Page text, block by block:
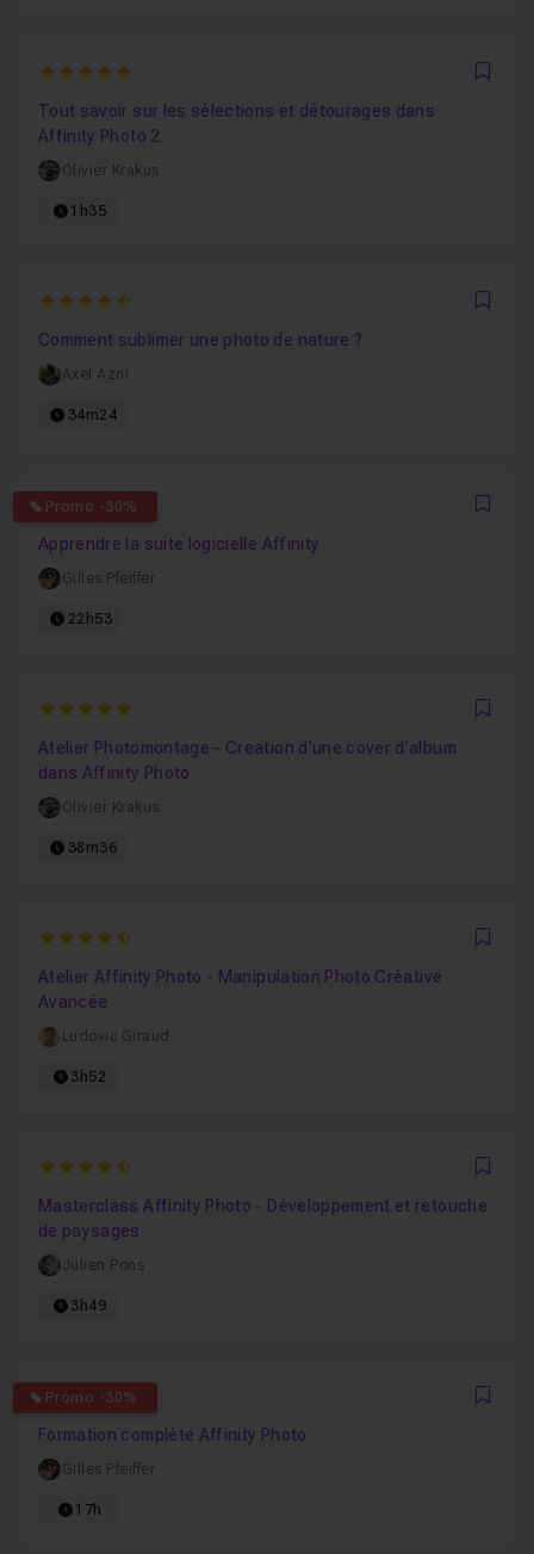
5
Tout savoir sur les sélections et détourages dans
Affinity Photo 2
Olivier Krakus
1h35
4.6818181818182
Comment sublimer une photo de nature ?
Axel Azni
34m24
Promo -30%
4.7894736842105
Apprendre la suite logicielle Affinity
Gilles Pfeiffer
22h53
5
Atelier Photomontage - Creation d'une cover d'album
dans Affinity Photo
Olivier Krakus
38m36
4.8
Atelier Affinity Photo - Manipulation Photo Créative
Avancée
Ludovic Giraud
3h52
4.6666666666667
Masterclass Affinity Photo - Développement et retouche
de paysages
Julien Pons
3h49
Promo -30%
4.5818181818182
Formation complète Affinity Photo
Gilles Pfeiffer
17h